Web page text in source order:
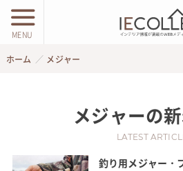
MENU
ホーム メジャー
メジャーの
LATEST
釣り用メジャー・